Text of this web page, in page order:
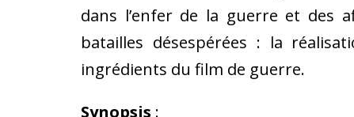
dans l’enfer de la guerre et des
batailles désespérées : la
ingrédients du film de guerre.
Synopsis :